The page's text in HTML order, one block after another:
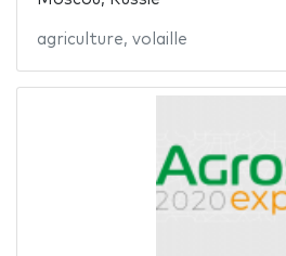
agriculture, volaille